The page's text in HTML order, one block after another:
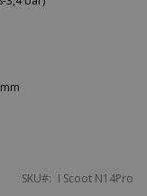
SKU I Scoot N14Pro